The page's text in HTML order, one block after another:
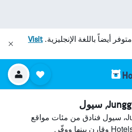
متوفر أيضاً باللغة الإنجليزية.Visit
ابحث عن Junggye-dong، سيول فنادق من مئات مواقع